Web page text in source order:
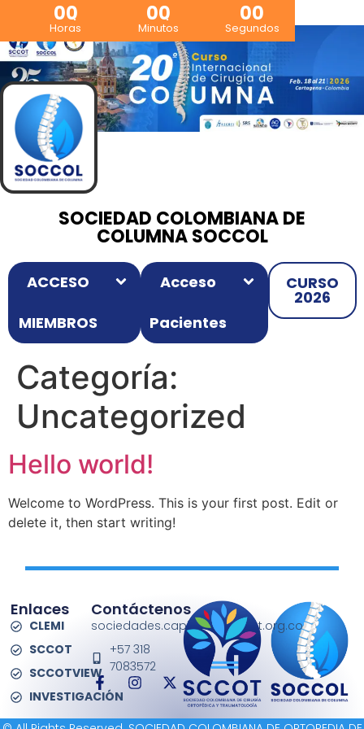
00
Horas
00
Minutos
00
Segundos
SOCIEDAD COLOMBIANA DE
COLUMNA SOCCOL
ACCESO
MIEMBROS
Acceso
Pacientes
CURSO
2026
Categoría:
Uncategorized
Hello world!
Welcome to WordPress. This is your first post. Edit or
delete it, then start writing!
Enlaces
CLEMI
SCCOT
SCCOTVIEW
INVESTIGACIÓN
Contáctenos
sociedades.capitulos@sccot.org.co
+57 318
7083572